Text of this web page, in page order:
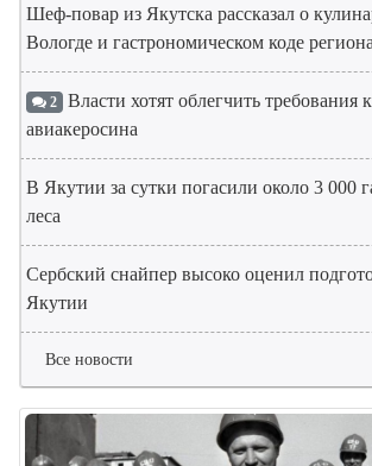
Шеф-повар из Якутска рассказал о
Вологде и гастрономическом коде региона
2 Власти хотят облегчить требования
авиакеросина
В Якутии за сутки погасили около 3 000
леса
Сербский снайпер высоко оценил
Якутии
Все новости